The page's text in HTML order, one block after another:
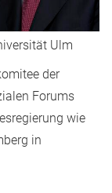
Ulm
der
Forums
wie
in